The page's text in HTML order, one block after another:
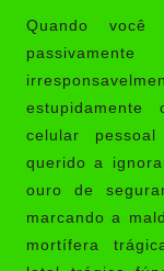
Quando você
celular
querido a
ouro de
marcando a
mortífera